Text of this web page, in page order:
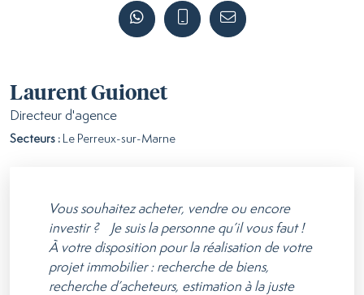
Laurent Guionet
Directeur d'agence
Secteurs : Le Perreux-sur-Marne
Vous souhaitez acheter, vendre ou encore
investir ? Je suis la personne qu’il vous faut !
À votre disposition pour la réalisation de votre
projet immobilier : recherche de biens,
recherche d’acheteurs, estimation à la juste